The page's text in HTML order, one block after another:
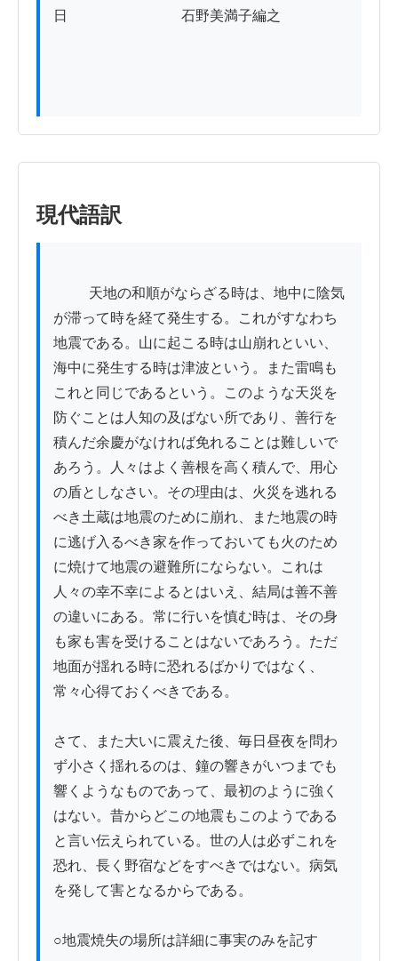
日　　　　　　　　石野美満子編之
現代語訳
が滞って時を経て発生する。これがすなわち
地震である。山に起こる時は山崩れといい、
海中に発生する時は津波という。また雷鳴も
これと同じであるという。このような天災を
防ぐことは人知の及ばない所であり、善行を
積んだ余慶がなければ免れることは難しいで
あろう。人々はよく善根を高く積んで、用心
の盾としなさい。その理由は、火災を逃れる
べき土蔵は地震のために崩れ、また地震の時
に逃げ入るべき家を作っておいても火のため
に焼けて地震の避難所にならない。これは
人々の幸不幸によるとはいえ、結局は善不善
の違いにある。常に行いを慎む時は、その身
も家も害を受けることはないであろう。ただ
地面が揺れる時に恐れるばかりではなく、
常々心得ておくべきである。
さて、また大いに震えた後、毎日昼夜を問わ
ず小さく揺れるのは、鐘の響きがいつまでも
響くようなものであって、最初のように強く
はない。昔からどこの地震もこのようである
と言い伝えられている。世の人は必ずこれを
恐れ、長く野宿などをすべきではない。病気
を発して害となるからである。
○地震焼失の場所は詳細に事実のみを記す